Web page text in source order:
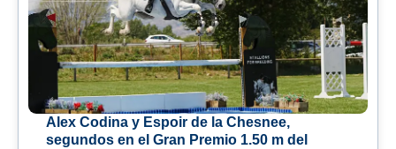
Alex Codina y Espoir de la Chesnee,
segundos en el Gran Premio 1.50 m del